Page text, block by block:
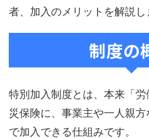
者、加入のメリットを解説し
制度の
特別加入制度とは、本来「
災保険に、事業主や一人親
で加入できる仕組みです。